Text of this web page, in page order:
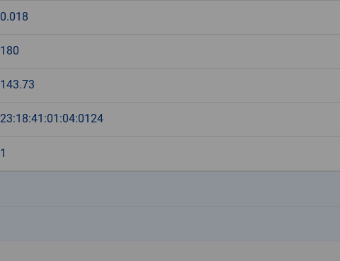
0.018
180
143.73
23:18:41:01:04:0124
1